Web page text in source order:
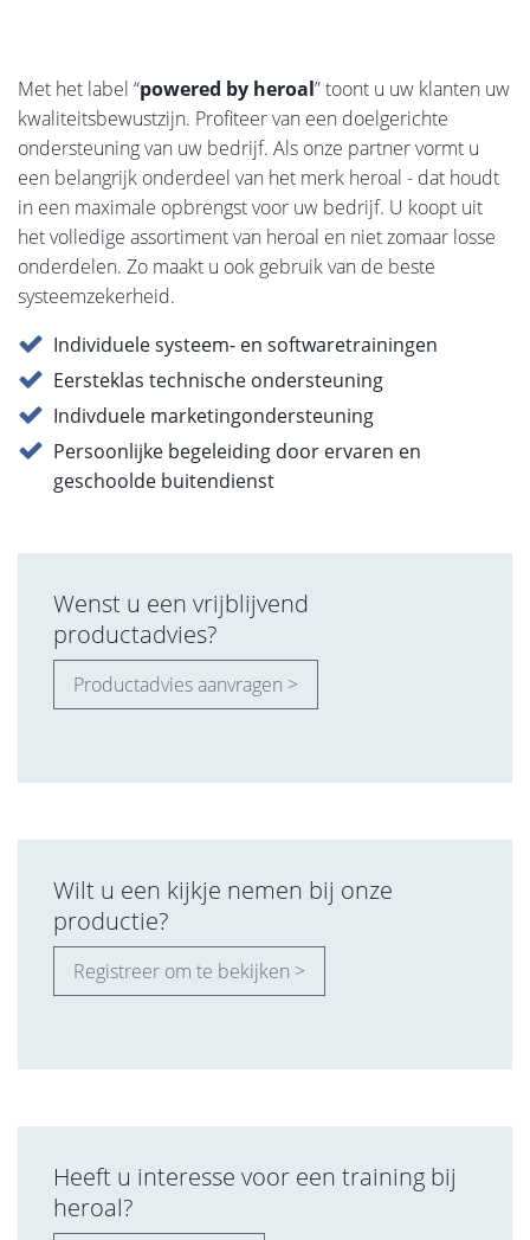
Met het label “powered by heroal” toont u uw klanten uw
kwaliteitsbewustzijn. Profiteer van een doelgerichte
ondersteuning van uw bedrijf. Als onze partner vormt u
een belangrijk onderdeel van het merk heroal - dat houdt
in een maximale opbrengst voor uw bedrijf. U koopt uit
het volledige assortiment van heroal en niet zomaar losse
onderdelen. Zo maakt u ook gebruik van de beste
systeemzekerheid.
Individuele systeem- en softwaretrainingen
Eersteklas technische ondersteuning
Indivduele marketingondersteuning
Persoonlijke begeleiding door ervaren en
geschoolde buitendienst
Wenst u een vrijblijvend
productadvies?
Productadvies aanvragen >
Wilt u een kijkje nemen bij onze
productie?
Registreer om te bekijken >
Heeft u interesse voor een training bij
heroal?